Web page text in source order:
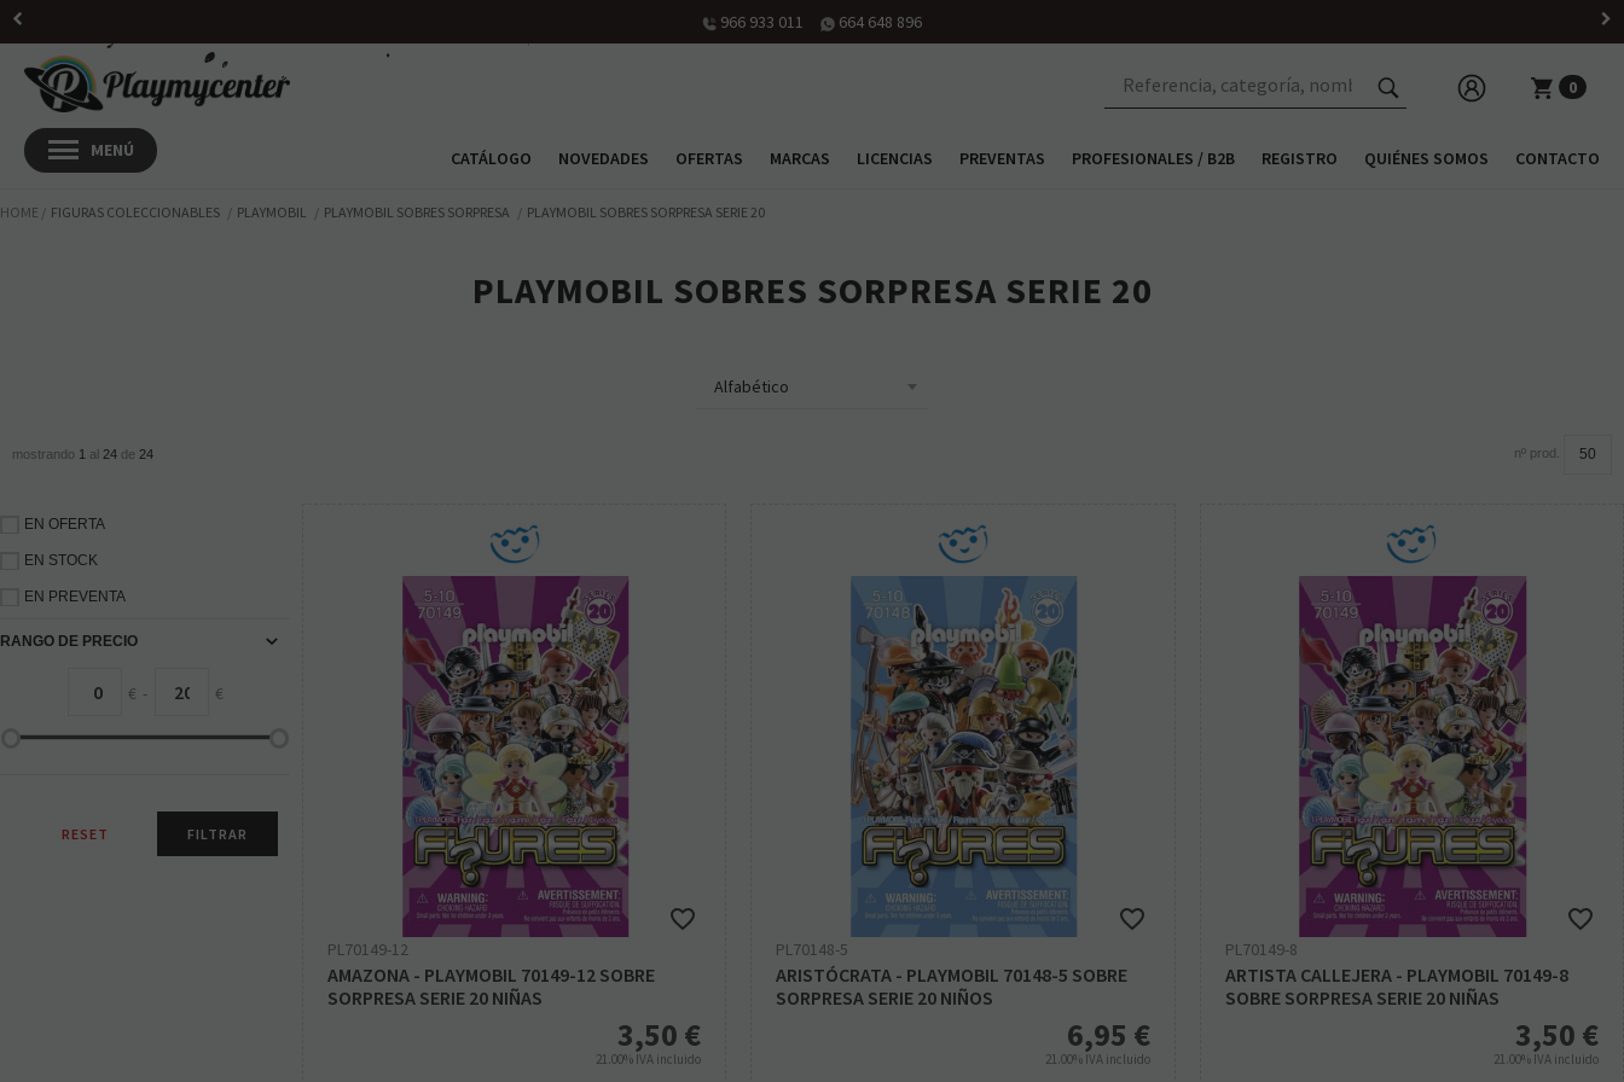
Horario: martes a viernes de 10h30 a 14h y de 16h30 a 20h; sábado de 10h30 a 14 h
0
CATÁLOGO NOVEDADES OFERTAS MARCAS LICENCIAS PREVENTAS PROFESIONALES / B2B REGISTRO QUIÉNES SOMOS CONTACTO
HOME FIGURAS COLECCIONABLES PLAYMOBIL PLAYMOBIL SOBRES SORPRESA PLAYMOBIL SOBRES SORPRESA SERIE 20
PLAYMOBIL SOBRES SORPRESA SERIE 20
mostrando 1 al 24 de 24 nº prod.
EN OFERTA
EN STOCK
EN PREVENTA
RANGO DE PRECIO
€ - €
PL70149-12
AMAZONA - PLAYMOBIL 70149-12 SOBRE
SORPRESA SERIE 20 NIÑAS
3,50 €
21.00% IVA incluido
PL70148-5
ARISTÓCRATA - PLAYMOBIL 70148-5 SOBRE
SORPRESA SERIE 20 NIÑOS
6,95 €
21.00% IVA incluido
PL70149-8
ARTISTA CALLEJERA - PLAYMOBIL 70149-8
SOBRE SORPRESA SERIE 20 NIÑAS
3,50 €
21.00% IVA incluido